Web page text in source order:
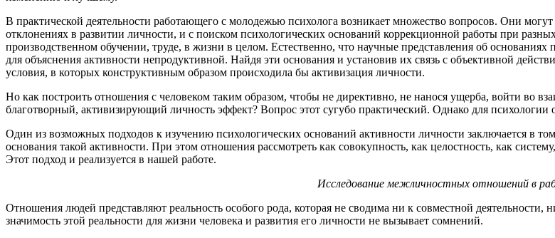
В практической деятельности работающего с молодежью психолога возникает множество вопросов. Они
отклонениях в развитии личности, и с поиском психологических оснований коррекционной работы при
производственном обучении, труде, в жизни в целом. Естественно, что научные представления об основаниях
для объяснения активности непродуктивной. Найдя эти основания и установив их связь с объективной
условия, в которых конструктивным образом происходила бы активизация личности.
Но как построить отношения с человеком таким образом, чтобы не директивно, не нанося ущерба, войти во
благотворный, активизирующий личность эффект? Вопрос этот сугубо практический. Однако для психологии
Один из возможных подходов к изучению психологических оснований активности личности заключается в
основания такой активности. При этом отношения рассмотреть как совокупность, как целостность, как
Этот подход и реализуется в нашей работе.
Исследование межличностных отношений в
Отношения людей представляют реальность особого рода, которая не сводима ни к совместной
значимость этой реальности для жизни человека и развития его личности не вызывает сомнений.